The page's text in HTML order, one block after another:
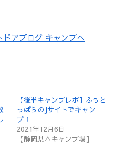
【後半キャンプレポ】ふもと
っぱらのJサイトでキャン
プ！
2021年12月6日
【静岡県△キャンプ場】